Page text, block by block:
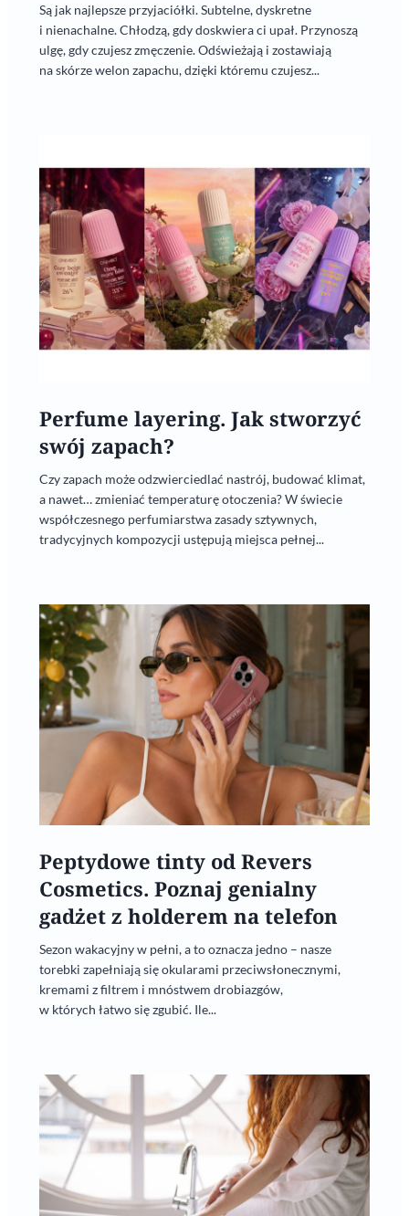
Są jak najlepsze przyjaciółki. Subtelne, dyskretne
i nienachalne. Chłodzą, gdy doskwiera ci upał. Przynoszą
ulgę, gdy czujesz zmęczenie. Odświeżają i zostawiają
na skórze welon zapachu, dzięki któremu czujesz...
Perfume layering. Jak stworzyć
swój zapach?
Czy zapach może odzwierciedlać nastrój, budować klimat,
a nawet… zmieniać temperaturę otoczenia? W świecie
współczesnego perfumiarstwa zasady sztywnych,
tradycyjnych kompozycji ustępują miejsca pełnej...
Peptydowe tinty od Revers
Cosmetics. Poznaj genialny
gadżet z holderem na telefon
Sezon wakacyjny w pełni, a to oznacza jedno – nasze
torebki zapełniają się okularami przeciwsłonecznymi,
kremami z filtrem i mnóstwem drobiazgów,
w których łatwo się zgubić. Ile...